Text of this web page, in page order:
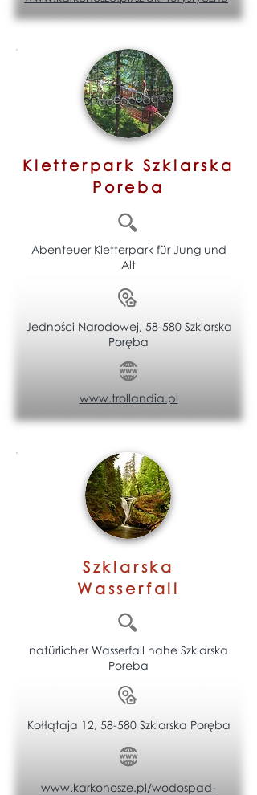
Kletterpark Szklarska
Poreba
Abenteuer Kletterpark für Jung und
Alt
Jedności Narodowej, 58-580 Szklarska
Poręba
www.trollandia.pl
Szklarska
Wasserfall
natürlicher Wasserfall nahe Szklarska
Poreba
Kołłątaja 12, 58-580 Szklarska Poręba
www.karkonosze.pl/wodospad-